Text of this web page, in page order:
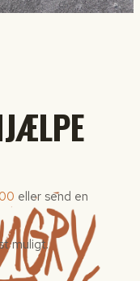
eller send en
muligt.